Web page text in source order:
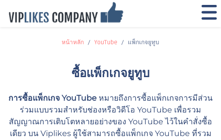
หน้าหลัก YouTube แพ็กเกจยูทูบ
ซื้อแพ็กเกจยูทูบ
การซื้อแพ็กเกจ YouTube หมายถึงการซื้อแพ็กเกจการมีส่วน
ร่วมแบบรวมสำหรับช่องหรือวิดีโอ YouTube เพื่อรวม
สัญญาณการเติบโตหลายอย่างของ YouTube ไว้ในคำสั่งซื้อ
เดียว บน Viplikes ผู้ใช้สามารถซื้อแพ็กเกจ YouTube ที่รวม